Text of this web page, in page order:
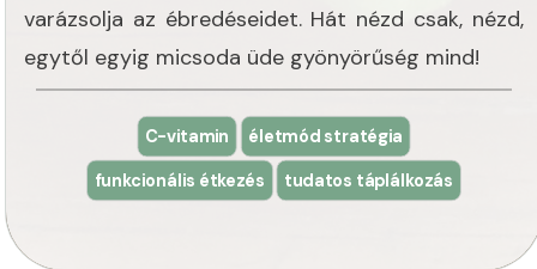
varázsolja az ébredéseidet. Hát nézd csak, nézd,
egytől egyig micsoda üde gyönyörűség mind!
C-vitamin
életmód stratégia
funkcionális étkezés
tudatos táplálkozás